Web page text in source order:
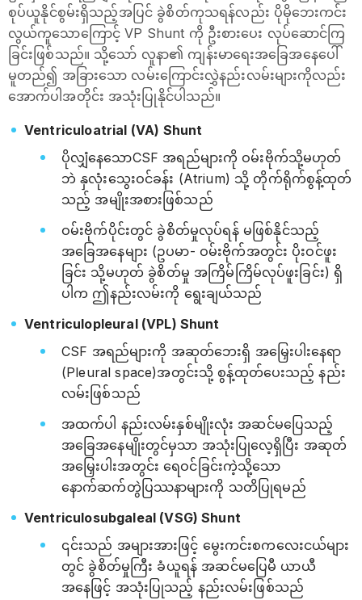
စုပ်ယူနိုင်စွမ်းရှိသည့်အပြင် ခွဲစိတ်ကုသရန်လည်း ပိုမိုဘေးကင်း
လွယ်ကူသောကြောင့် VP Shunt ကို ဦးစားပေး လုပ်ဆောင်ကြ
ခြင်းဖြစ်သည်။ သို့သော် လူနာ၏ ကျန်းမာရေးအခြေအနေပေါ်
မူတည်၍ အခြားသော လမ်းကြောင်းလွှဲနည်းလမ်းများကိုလည်း
အောက်ပါအတိုင်း အသုံးပြုနိုင်ပါသည်‌။
Ventriculoatrial (VA) Shunt
ပိုလျှံနေသောCSF အရည်များကို ဝမ်းဗိုက်သို့မဟုတ်
ဘဲ နှလုံးသွေးဝင်ခန်း (Atrium) သို့ တိုက်ရိုက်စွန့်ထုတ်
သည့် အမျိုးအစားဖြစ်သည်
ဝမ်းဗိုက်ပိုင်းတွင် ခွဲစိတ်မှုလုပ်ရန် မဖြစ်နိုင်သည့်
အခြေအနေများ (ဥပမာ- ဝမ်းဗိုက်အတွင်း ပိုးဝင်ဖူး
ခြင်း သို့မဟုတ် ခွဲစိတ်မှု အကြိမ်ကြိမ်လုပ်ဖူးခြင်း) ရှိ
ပါက ဤနည်းလမ်းကို ရွေးချယ်သည်
Ventriculopleural (VPL) Shunt
CSF အရည်များကို အဆုတ်ဘေးရှိ အမြှေးပါးနေရာ
(Pleural space)အတွင်းသို့ စွန့်ထုတ်ပေးသည့် နည်း
လမ်းဖြစ်သည်
အထက်ပါ နည်းလမ်းနှစ်မျိုးလုံး အဆင်မပြေသည့်
အခြေအနေမျိုးတွင်မှသာ အသုံးပြုလေ့ရှိပြီး အဆုတ်
အမြှေးပါးအတွင်း ရေဝင်ခြင်းကဲ့သို့သော
နောက်ဆက်တွဲပြဿနာများကို သတိပြုရမည်
Ventriculosubgaleal (VSG) Shunt
၎င်းသည် အများအားဖြင့် မွေးကင်းစကလေးငယ်များ
တွင် ခွဲစိတ်မှုကြီး ခံယူရန် အဆင်မပြေမီ ယာယီ
အနေဖြင့် အသုံးပြုသည့် နည်းလမ်းဖြစ်သည်